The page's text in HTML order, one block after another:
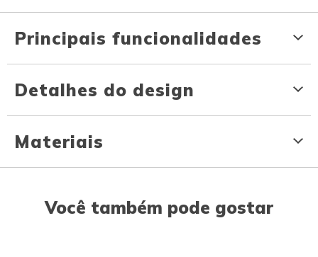
Principais funcionalidades
Detalhes do design
Materiais
Você também pode gostar